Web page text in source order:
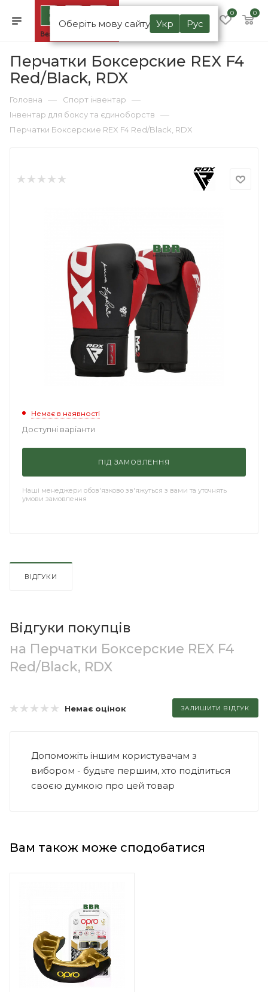
Оберіть мову сайту Укр Рус
0 0
Перчатки Боксерские REX F4
Red/Black, RDX
Головна — Спорт інвентар —
Інвентар для боксу та єдиноборств —
Перчатки Боксерские REX F4 Red/Black, RDX
Немає в наявності
Доступні варіанти
ПІД ЗАМОВЛЕННЯ
Наші менеджери обов'язково зв'яжуться з вами та уточнять
умови замовлення
ВІДГУКИ
Відгуки покупців
на Перчатки Боксерские REX F4
Red/Black, RDX
Немає оцінок ЗАЛИШИТИ ВІДГУК
Допоможіть іншим користувачам з
вибором - будьте першим, хто поділиться
своєю думкою про цей товар
Вам також може сподобатися